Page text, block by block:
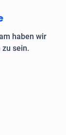
haben wir
sein.